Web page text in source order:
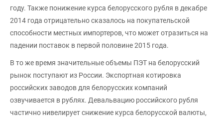
году. Также понижение курса белорусского рубля в декабре
2014 года отрицательно сказалось на покупательской
способности местных импортеров, что может отразиться на
падении поставок в первой половине 2015 года.
В то же время значительные объемы ПЭТ на белорусский
рынок поступают из России. Экспортная котировка
российских заводов для белорусских компаний
озвучивается в рублях. Девальвацию российского рубля
частично нивелирует снижение курса белорусской валюты,